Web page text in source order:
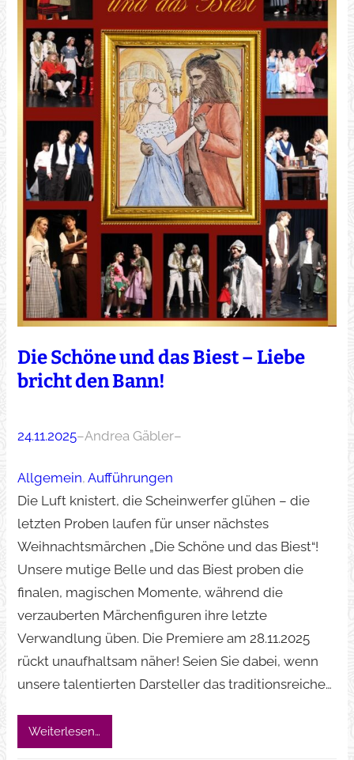
Die Schöne und das Biest – Liebe
bricht den Bann!
24.11.2025–Andrea Gäbler–
Allgemein, Aufführungen
Die Luft knistert, die Scheinwerfer glühen – die
letzten Proben laufen für unser nächstes
Weihnachtsmärchen „Die Schöne und das Biest“!
Unsere mutige Belle und das Biest proben die
finalen, magischen Momente, während die
verzauberten Märchenfiguren ihre letzte
Verwandlung üben. Die Premiere am 28.11.2025
rückt unaufhaltsam näher! Seien Sie dabei, wenn
unsere talentierten Darsteller das traditionsreiche…
Weiterlesen…